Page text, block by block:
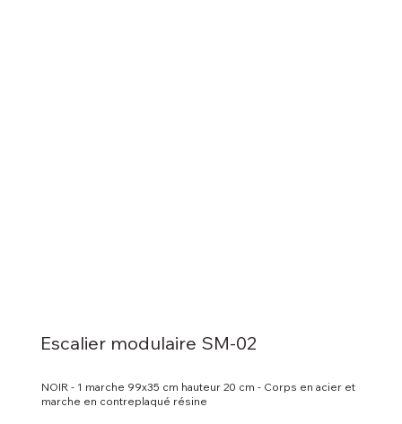
Escalier modulaire SM-02
NOIR - 1 marche 99x35 cm hauteur 20 cm - Corps en acier et
marche en contreplaqué résine